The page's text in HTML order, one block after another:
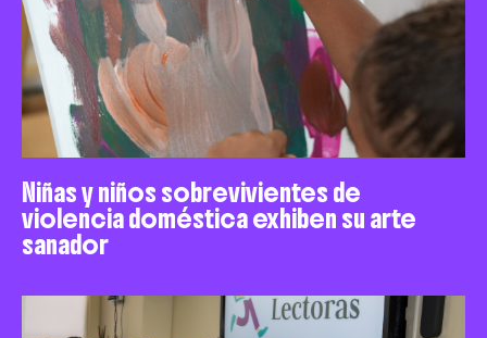
Niñas y niños sobrevivientes de
violencia doméstica exhiben su arte
sanador